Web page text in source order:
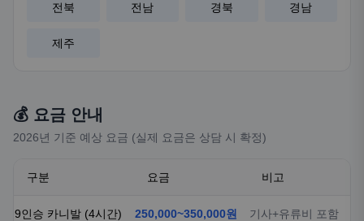
전북 전남 경북 경남
제주
💰 요금 안내
2026년 기준 예상 요금 (실제 요금은 상담 시 확정)
구분 요금 비고
9인승 카니발 (4시간) 250,000~350,000원 기사+유류비 포함